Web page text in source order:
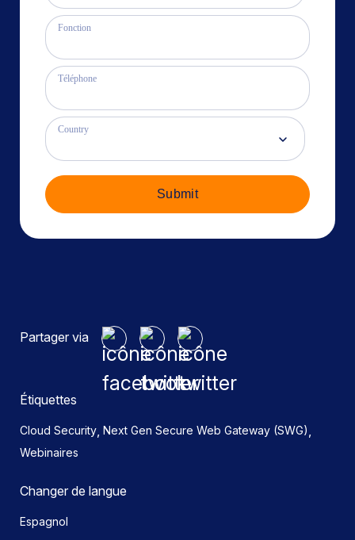
Fonction
Téléphone
Country
Submit
Partager via
Étiquettes
Cloud Security, Next Gen Secure Web Gateway (SWG),
Webinaires
Changer de langue
Espagnol